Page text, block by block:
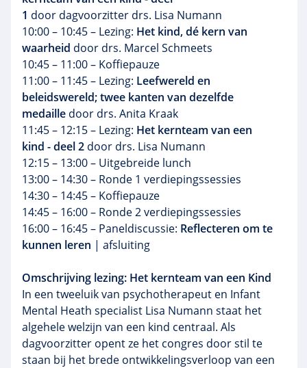
1 door dagvoorzitter drs. Lisa Numann
10:00 – 10:45 – Lezing: Het kind, dé kern van
waarheid door drs. Marcel Schmeets
10:45 – 11:00 – Koffiepauze
11:00 – 11:45 – Lezing: Leefwereld en
beleidswereld; twee kanten van dezelfde
medaille door drs. Anita Kraak
11:45 – 12:15 – Lezing: Het kernteam van een
kind - deel 2 door drs. Lisa Numann
12:15 – 13:00 – Uitgebreide lunch
13:00 – 14:30 – Ronde 1 verdiepingssessies
14:30 – 14:45 – Koffiepauze
14:45 – 16:00 – Ronde 2 verdiepingssessies
16:00 – 16:45 – Paneldiscussie: Reflecteren om te
kunnen leren | afsluiting
Omschrijving lezing: Het kernteam van een Kind
In een tweeluik van psychotherapeut en Infant
Mental Heath specialist Lisa Numann staat het
algehele welzijn van een kind centraal. Als
dagvoorzitter opent ze het congres door stil te
staan bij het brede ontwikkelingsverloop van een